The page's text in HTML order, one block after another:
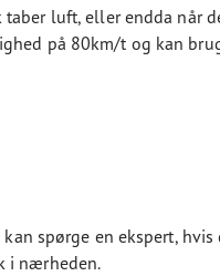
luft, eller endda når
på 80km/t og kan
spørge en ekspert, hvis
i nærheden.